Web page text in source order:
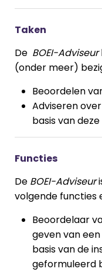
Taken
De BOEI-Adviseur
(onder meer)
Beoordelen
Adviseren
basis van
Functies
De BOEI-Adviseur
volgende functies
Beoordelaar
geven van
basis van de
geformuleerd